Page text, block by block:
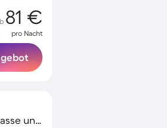
81 €
pro Nacht
Voll ausgestattetes Ferienhaus mit Grill, Terrasse und Garten